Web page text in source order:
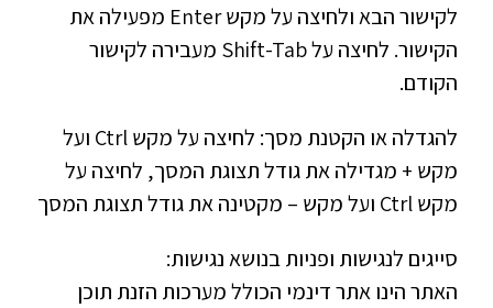
לקישור הבא ולחיצה על מקש Enter מפעילה את
הקישור. לחיצה על Shift-Tab מעבירה לקישור
הקודם.
להגדלה או הקטנת מסך: לחיצה על מקש Ctrl ועל
מקש + מגדילה את גודל תצוגת המסך, לחיצה על
מקש Ctrl ועל מקש – מקטינה את גודל תצוגת המסך
סייגים לנגישות ופניות בנושא נגישות:
האתר הינו אתר דינמי הכולל מערכות הזנת תוכן